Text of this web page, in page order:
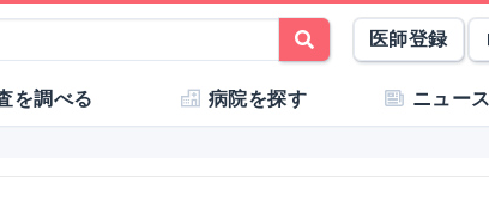
医師登録
を調べる 病院を探す ニュー